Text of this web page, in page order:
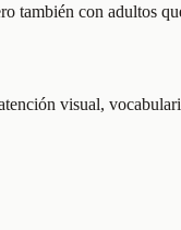
también con adultos
visual,